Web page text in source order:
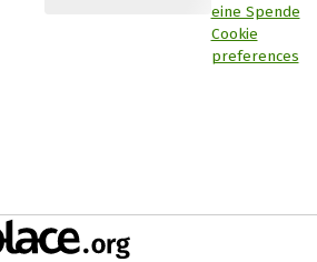
eine Spende
Cookie
preferences